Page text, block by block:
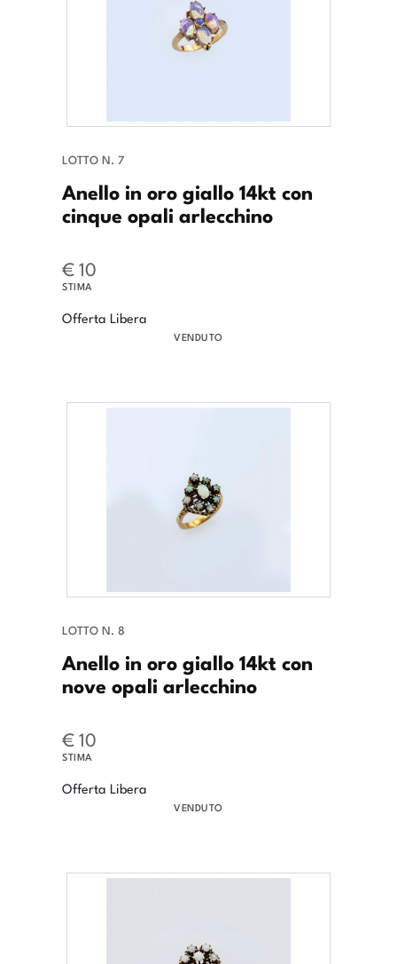
LOTTO N. 7
Anello in oro giallo 14kt con
cinque opali arlecchino
€ 10
STIMA
Offerta Libera
VENDUTO
LOTTO N. 8
Anello in oro giallo 14kt con
nove opali arlecchino
€ 10
STIMA
Offerta Libera
VENDUTO